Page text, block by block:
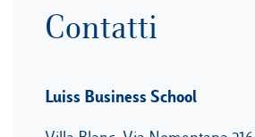
Contatti
Luiss Business School